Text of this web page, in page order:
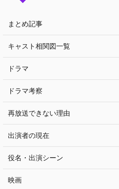
まとめ記事
キャスト相関図一覧
ドラマ
ドラマ考察
再放送できない理由
出演者の現在
役名・出演シーン
映画